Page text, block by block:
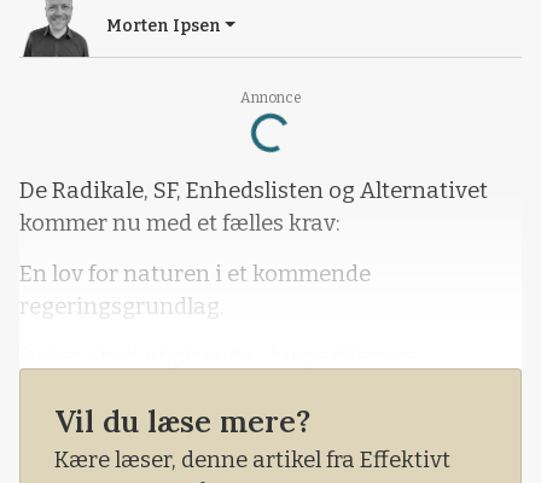
Annonce
Loading...
Morten Ipsen
De Radikale, SF, Enhedslisten og Alternativet
kommer nu med et fælles krav:
En lov for naturen i et kommende
regeringsgrundlag.
mandater, lyder det fra de fire partier, der stod
sammen om 70-procents målsætningen (om at
Vil du læse mere?
Kære læser, denne artikel fra Effektivt